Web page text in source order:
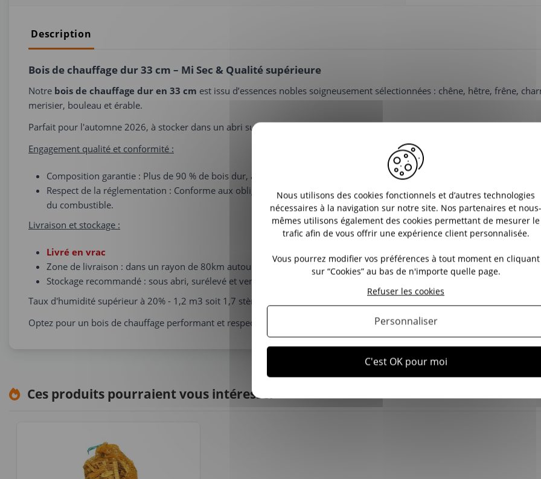
Description
Bois de chauffage dur 33 cm – Mi Sec & Qualité supérieure
Notre bois de chauffage dur en 33 cm est issu d’essences nobles soigneusement sélectionnées : chêne, hêtre, frêne,
merisier, bouleau et érable.
Parfait pour l'automne 2026, à stocker dans un abri surélevé et ventilé, pour une combustion efficace et un fort pouvoir
Engagement qualité et conformité :
Composition garantie : Plus de 90 % de bois dur, assurant une performance énergétique élevée.
Respect de la réglementation : Conforme aux obligations du gouvernement concernant la vente de bois de
du combustible.
Livraison et stockage :
Livré en vrac
Zone de livraison : dans un rayon de 80km autour de Dunkerque, incluant Coudekerque-Branche, Bergues,
Stockage recommandé : sous abri, surélevé et ventilé, afin de préserver la qualité du bois.
Taux d'humidité supérieur à 20% - 1,2 m3 soit 1,7 stère
Optez pour un bois de chauffage performant et respectueux des normes en vigueur.
Ces produits pourraient vous intéresser
Nous utilisons des cookies fonctionnels et d’autres technologies
nécessaires à la navigation sur notre site. Nos partenaires et nous-
mêmes utilisons également des cookies permettant de mesurer le
trafic afin de vous offrir une expérience client personnalisée.
Vous pourrez modifier vos préférences à tout moment en cliquant
sur “Cookies” au bas de n'importe quelle page.
C'est OK pour moi
Refuser les cookies
Personnaliser